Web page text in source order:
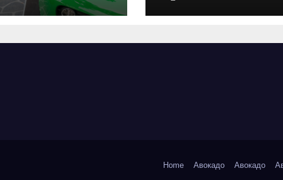
запчастей и
выполнения
Home Авокадо Авокадо